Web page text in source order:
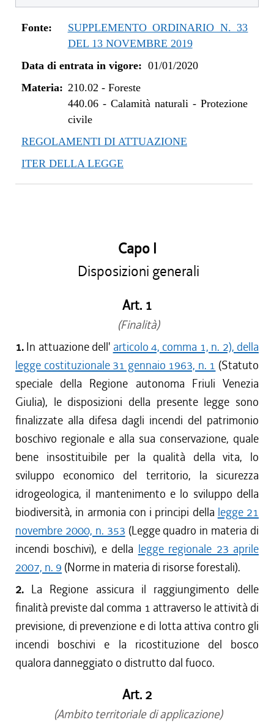
Fonte:
SUPPLEMENTO ORDINARIO N. 33
DEL 13 NOVEMBRE 2019
Data di entrata in vigore: 01/01/2020
Materia: 210.02 - Foreste
440.06- Calamità naturali - Protezione
civile
REGOLAMENTI DI ATTUAZIONE
ITER DELLA LEGGE
Capo I
Disposizioni generali
Art. 1
(Finalità)
1. In attuazione dell' articolo 4, comma 1, n. 2), della
legge costituzionale 31 gennaio 1963, n. 1 (Statuto
speciale della Regione autonoma Friuli Venezia
Giulia), le disposizioni della presente legge sono
finalizzate alla difesa dagli incendi del patrimonio
boschivo regionale e alla sua conservazione, quale
bene insostituibile per la qualità della vita, lo
sviluppo economico del territorio, la sicurezza
idrogeologica, il mantenimento e lo sviluppo della
biodiversità, in armonia con i principi della legge 21
novembre 2000, n. 353 (Legge quadro in materia di
incendi boschivi), e della legge regionale 23 aprile
2007, n. 9 (Norme in materia di risorse forestali).
2. La Regione assicura il raggiungimento delle
finalità previste dal comma 1 attraverso le attività di
previsione, di prevenzione e di lotta attiva contro gli
incendi boschivi e la ricostituzione del bosco
qualora danneggiato o distrutto dal fuoco.
Art. 2
(Ambito territoriale di applicazione)